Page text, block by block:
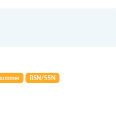
BSN/SSN